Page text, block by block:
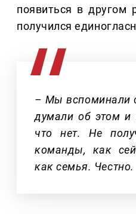
появиться в другом
получился
– Мы вспоминали
думали об этом и
что нет. Не
команды, как
как семья. Честно.